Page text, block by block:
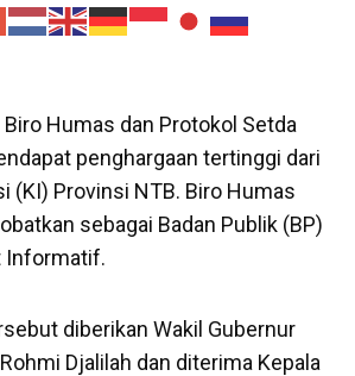
Biro Humas dan Protokol Setda
penghargaan tertinggi dari
(KI) Provinsi NTB. Biro Humas
sebagai Badan Publik (BP)
Informatif.
diberikan Wakil Gubernur
Djalilah dan diterima Kepala